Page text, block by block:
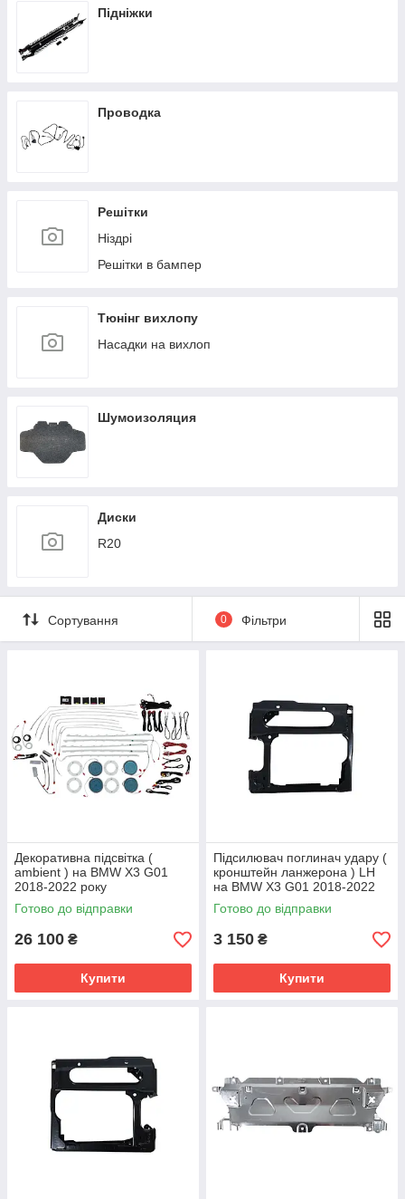
Спойлер
Підніжки
Проводка
Решітки
Ніздрі
Решітки в бампер
Тюнінг вихлопу
Насадки на вихлоп
Шумоизоляция
Диски
R20
Сортування 0 Фільтри
Декоративна підсвітка (
ambient ) на BMW X3 G01
2018-2022 року
Готово до відправки
26 100 ₴
Купити
Підсилювач поглинач удару (
кронштейн ланжерона ) LH
на BMW X3 G01 2018-2022
року
Готово до відправки
3 150 ₴
Купити